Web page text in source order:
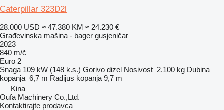
Caterpillar 323D2l
28.000 USD ≈ 47.380 KM ≈ 24.230 €
Građevinska mašina - bager gusjeničar
2023
840 m/č
Euro 2
Snaga 109 kW (148 k.s.) Gorivo dizel Nosivost 2.100 kg Dubina
kopanja 6,7 m Radijus kopanja 9,7 m
Kina
Oufa Machinery Co.,Ltd.
Kontaktirajte prodavca